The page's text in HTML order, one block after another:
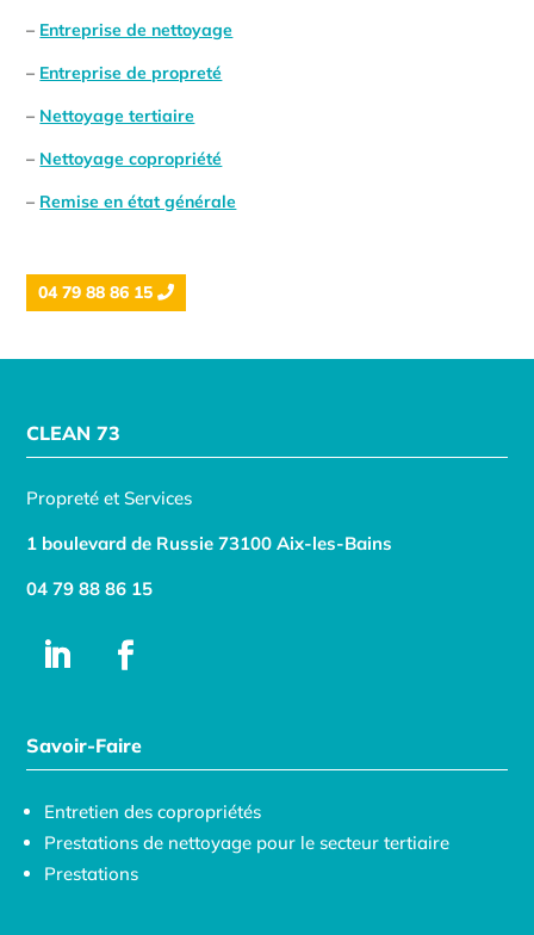
– Entreprise de nettoyage
– Entreprise de propreté
– Nettoyage tertiaire
– Nettoyage copropriété
– Remise en état générale
04 79 88 86 15
CLEAN 73
Propreté et Services
1 boulevard de Russie 73100 Aix-les-Bains
04 79 88 86 15
Savoir-Faire
Entretien des copropriétés
Prestations de nettoyage pour le secteur tertiaire
Prestations